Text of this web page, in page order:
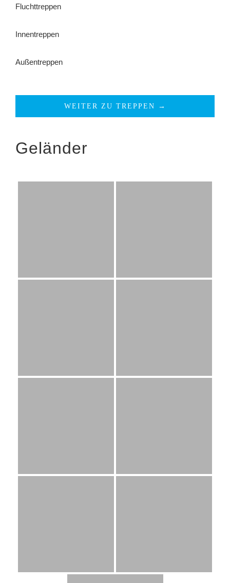
Fluchttreppen
Innentreppen
Außentreppen
WEITER ZU TREPPEN →
Geländer